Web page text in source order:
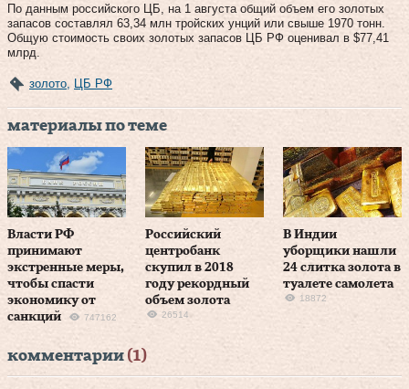
По данным российского ЦБ, на 1 августа общий объем его золотых
запасов составлял 63,34 млн тройских унций или свыше 1970 тонн.
Общую стоимость своих золотых запасов ЦБ РФ оценивал в $77,41
млрд.
золото ЦБ РФ
материалы по теме
Власти РФ
принимают
экстренные меры,
чтобы спасти
экономику от
санкций
747162
Российский
центробанк
скупил в 2018
году рекордный
объем золота
26514
В Индии
уборщики нашли
24 слитка золота в
туалете самолета
18872
комментарии (1)